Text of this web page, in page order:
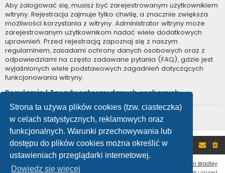
Strona ta używa plików cookies (tzw. ciasteczka)
w celach statystycznych, reklamowych oraz
funkcjonalnych. Warunki przechowywania lub
dostępu do plików cookies można określić w
ustawieniach przeglądarki internetowej.
Dowiedz się więcej
Aby zalogować się, musisz być zarejestrowanym użytkownikiem
witryny. Rejestracja zajmuje tylko chwilę, a znacznie zwiększa
możliwości korzystania z witryny. Administrator witryny może
zarejestrowanym użytkownikom nadać wiele dodatkowych
uprawnień. Przed rejestracją zapoznaj się z naszym
regulaminem, zasadami ochrony danych osobowych oraz z
odpowiedziami na często zadawane pytania (FAQ), gdzie jest
wyjaśnionych wiele podstawowych zagadnień dotyczących
funkcjonowania witryny.
Regulamin|Zasady ochrony danych osobowych
Zarejestruj się
Portal Forum
Ian Bradley